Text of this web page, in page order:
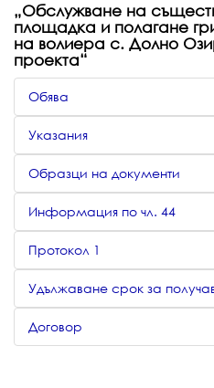
„Обслужване на
площадка и полагане
на волиера с. Долно
проекта“
Обява
Указания
Образци на документи
Информация по чл. 44
Протокол 1
Удължаване срок за
Договор